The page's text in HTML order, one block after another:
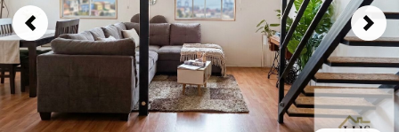
Previous Next